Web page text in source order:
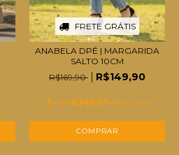
FRETE GRÁTIS
ANABELA DPÉ | MARGARIDA
SALTO 10CM
R$169,90
R$149,90
3 x de R$49,97 sem juros
COMPRAR